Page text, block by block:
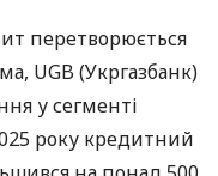
перетворюється
UGB (Укргазбанк)
у сегменті
року кредитний